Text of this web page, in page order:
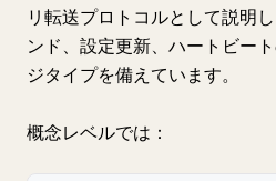
リ転送プロトコルとして説明
ンド、設定更新、ハートビー
ジタイプを備えています。
概念レベルでは：